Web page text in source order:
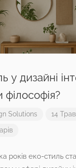
у дизайні
Solutions 14
років еко-стиль